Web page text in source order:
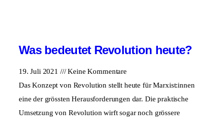
Was bedeutet Revolution heute?
19. Juli 2021
Keine Kommentare
Das Konzept von Revolution stellt heute für Marxist:innen
eine der grössten Herausforderungen dar. Die praktische
Umsetzung von Revolution wirft sogar noch grössere